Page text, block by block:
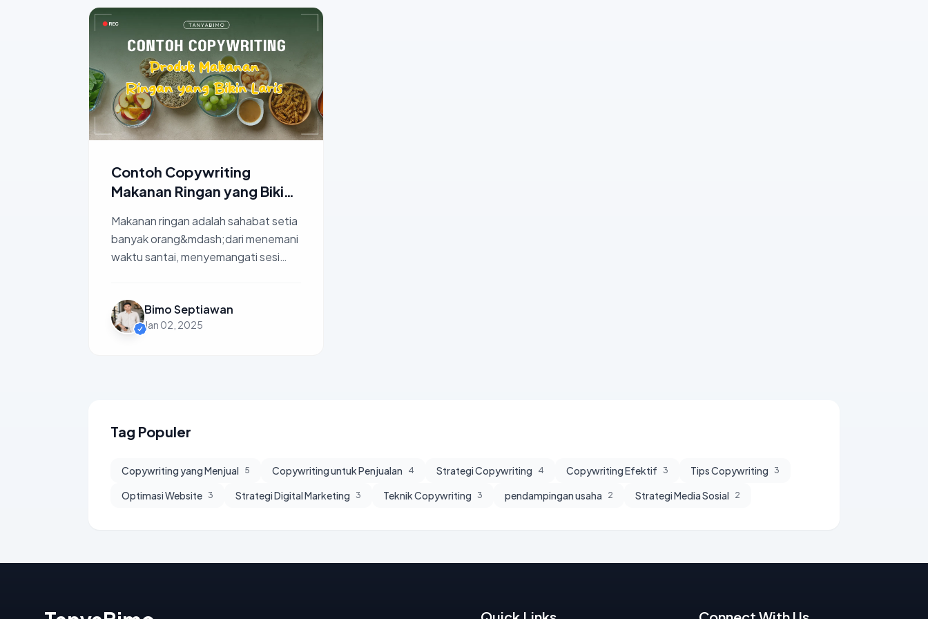
Contoh Copywriting
Makanan Ringan yang Bikin
Makanan ringan adalah sahabat setia
banyak orang&mdash;dari menemani
waktu santai, menyemangati sesi
Bimo Septiawan
Jan 02, 2025
Tag Populer
Copywriting yang Menjual 5 Copywriting untuk Penjualan 4 Strategi Copywriting 4 Copywriting Efektif 3 Tips Copywriting 3
Optimasi Website 3 Strategi Digital Marketing 3 Teknik Copywriting 3 pendampingan usaha 2 Strategi Media Sosial 2